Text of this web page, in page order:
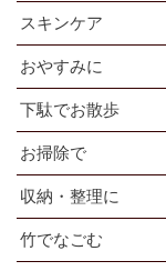
スキンケア
おやすみに
下駄でお散歩
お掃除で
収納・整理に
竹でなごむ